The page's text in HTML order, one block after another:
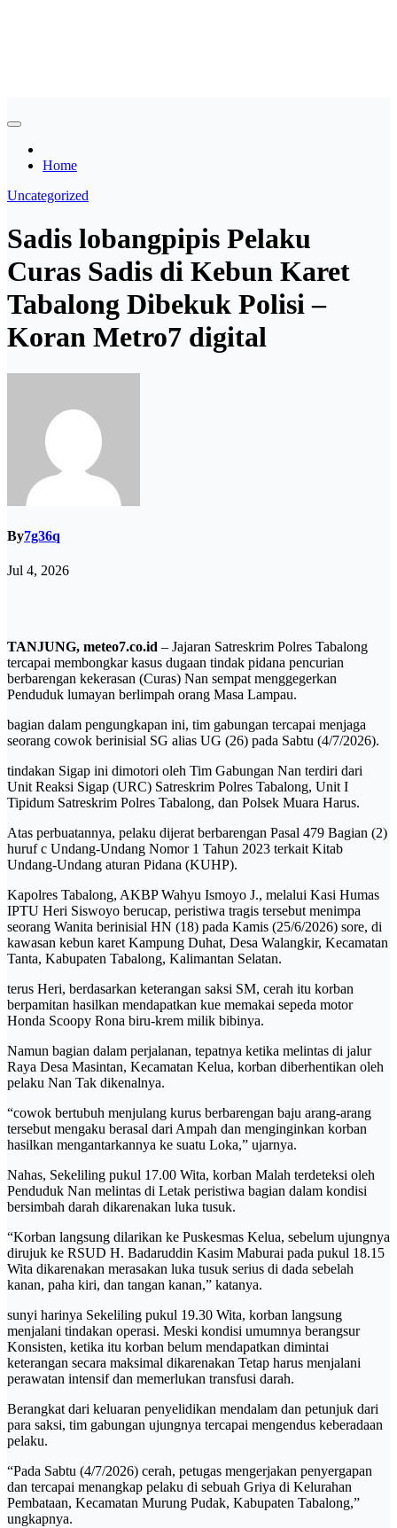
Home
Uncategorized
Sadis lobangpipis Pelaku
Curas Sadis di Kebun Karet
Tabalong Dibekuk Polisi –
Koran Metro7 digital
By7g36q
Jul 4, 2026
TANJUNG, meteo7.co.id – Jajaran Satreskrim Polres Tabalong
tercapai membongkar kasus dugaan tindak pidana pencurian
berbarengan kekerasan (Curas) Nan sempat menggegerkan
Penduduk lumayan berlimpah orang Masa Lampau.
bagian dalam pengungkapan ini, tim gabungan tercapai menjaga
seorang cowok berinisial SG alias UG (26) pada Sabtu (4/7/2026).
​tindakan Sigap ini dimotori oleh Tim Gabungan Nan terdiri dari
Unit Reaksi Sigap (URC) Satreskrim Polres Tabalong, Unit I
Tipidum Satreskrim Polres Tabalong, dan Polsek Muara Harus.
Atas perbuatannya, pelaku dijerat berbarengan Pasal 479 Bagian (2)
huruf c Undang-Undang Nomor 1 Tahun 2023 terkait Kitab
Undang-Undang aturan Pidana (KUHP).
Kapolres Tabalong, AKBP Wahyu Ismoyo J., melalui Kasi Humas
IPTU Heri Siswoyo berucap, peristiwa tragis tersebut menimpa
seorang Wanita berinisial HN (18) pada Kamis (25/6/2026) sore, di
kawasan kebun karet Kampung Duhat, Desa Walangkir, Kecamatan
Tanta, Kabupaten Tabalong, Kalimantan Selatan.
terus Heri, berdasarkan keterangan saksi SM, cerah itu korban
berpamitan hasilkan mendapatkan kue memakai sepeda motor
Honda Scoopy Rona biru-krem milik bibinya.
​Namun bagian dalam perjalanan, tepatnya ketika melintas di jalur
Raya Desa Masintan, Kecamatan Kelua, korban diberhentikan oleh
pelaku Nan Tak dikenalnya.
“cowok bertubuh menjulang kurus berbarengan baju arang-arang
tersebut mengaku berasal dari Ampah dan menginginkan korban
hasilkan mengantarkannya ke suatu Loka,” ujarnya.
​Nahas, Sekeliling pukul 17.00 Wita, korban Malah terdeteksi oleh
Penduduk Nan melintas di Letak peristiwa bagian dalam kondisi
bersimbah darah dikarenakan luka tusuk.
“Korban langsung dilarikan ke Puskesmas Kelua, sebelum ujungnya
dirujuk ke RSUD H. Badaruddin Kasim Maburai pada pukul 18.15
Wita dikarenakan merasakan luka tusuk serius di dada sebelah
kanan, paha kiri, dan tangan kanan,” katanya.
​sunyi harinya Sekeliling pukul 19.30 Wita, korban langsung
menjalani tindakan operasi. Meski kondisi umumnya berangsur
Konsisten, ketika itu korban belum mendapatkan dimintai
keterangan secara maksimal dikarenakan Tetap harus menjalani
perawatan intensif dan memerlukan transfusi darah.
​Berangkat dari keluaran penyelidikan mendalam dan petunjuk dari
para saksi, tim gabungan ujungnya tercapai mengendus keberadaan
pelaku.
“Pada Sabtu (4/7/2026) cerah, petugas mengerjakan penyergapan
dan tercapai menangkap pelaku di sebuah Griya di Kelurahan
Pembataan, Kecamatan Murung Pudak, Kabupaten Tabalong,”
ungkapnya.